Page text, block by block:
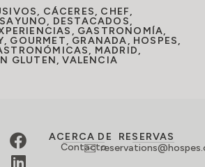
, CÁCERES, CHEF,
, DESTACADOS,
, GASTRONOMÍA,
, GOURMET, GRANADA, HOSPES,
, MADRID,
GLUTEN,VALENCIA
ACERCA DE
Contacto
RESERVAS